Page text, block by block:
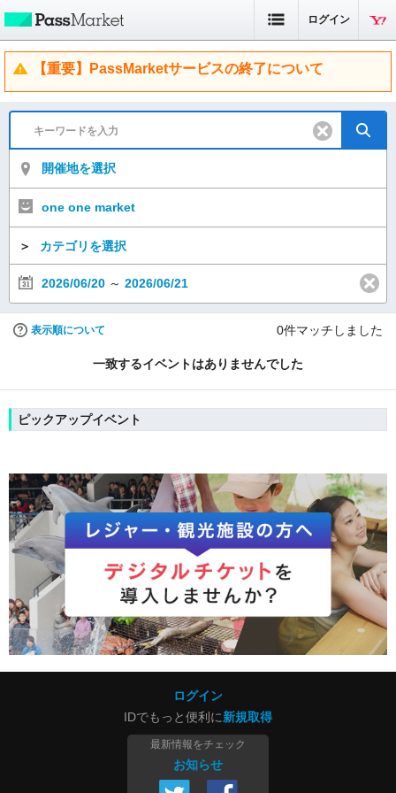
ログイン
【重要】PassMarketサービスの終了について
開催地を選択
one one market
＞ カテゴリを選択
2026/06/20 ～ 2026/06/21
表示順について 0件マッチしました
一致するイベントはありませんでした
ピックアップイベント
ログイン
IDでもっと便利に新規取得
最新情報をチェック
お知らせ